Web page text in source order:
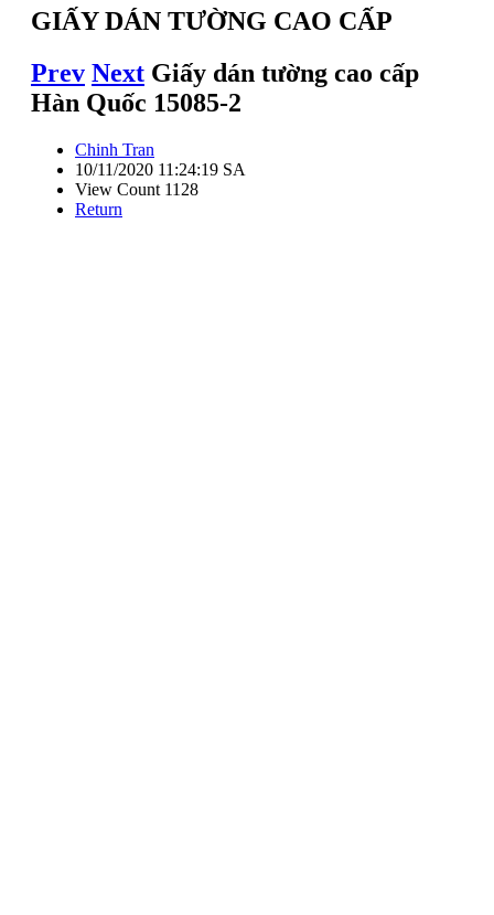
GIẤY DÁN TƯỜNG CAO CẤP
Prev Next Giấy dán tường cao cấp
Hàn Quốc 15085-2
Chinh Tran
10/11/2020 11:24:19 SA
View Count 1128
Return